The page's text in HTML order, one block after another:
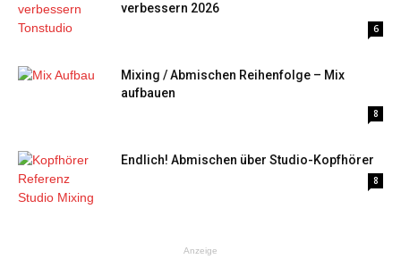
verbessern 2026
6
Mixing / Abmischen Reihenfolge – Mix
aufbauen
8
Endlich! Abmischen über Studio-Kopfhörer
8
Anzeige